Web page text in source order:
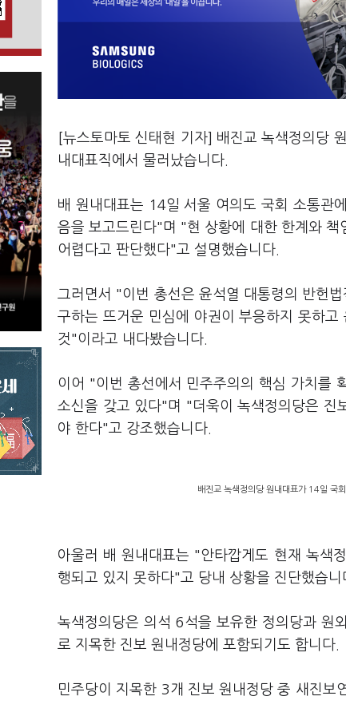
[뉴스토마토 신태현 기자] 배진교 녹색정의당
내대표직에서 물러났습니다.
배 원내대표는 14일 서울 여의도 국회 소통관
음을 보고드린다"며 "현 상황에 대한 한계와
어렵다고 판단했다"고 설명했습니다.
그러면서 "이번 총선은 윤석열 대통령의 반헌
구하는 뜨거운 민심에 야권이 부응하지 못하
것"이라고 내다봤습니다.
이어 "이번 총선에서 민주주의의 핵심 가치를
소신을 갖고 있다"며 "더욱이 녹색정의당은 진
야 한다"고 강조했습니다.
배진교 녹색정의당 원내대표가 14일 국
아울러 배 원내대표는 "안타깝게도 현재 녹색
행되고 있지 못하다"고 당내 상황을 진단했습니
녹색정의당은 의석 6석을 보유한 정의당과 원
로 지목한 진보 원내정당에 포함되기도 합니다.
민주당이 지목한 3개 진보 원내정당 중 새진